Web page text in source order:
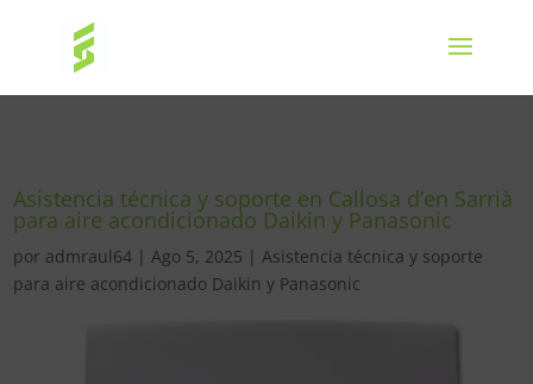
Asistencia técnica y soporte en Callosa d’en Sarrià
para aire acondicionado Daikin y Panasonic
por admraul64 |Ago 5, 2025 |Asistencia técnica y soporte
para aire acondicionado Daikin y Panasonic